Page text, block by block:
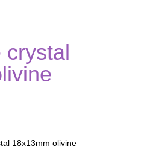
crystal
18x13mm olivine